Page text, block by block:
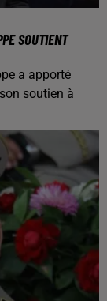
SOUTIENT
a apporté
soutien à